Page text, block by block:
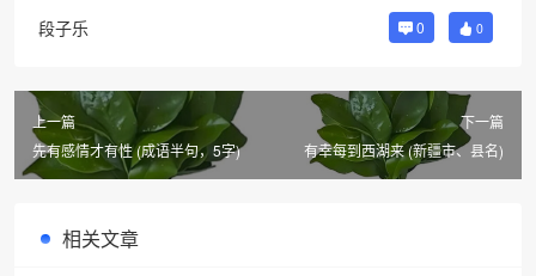
段子乐 0 0
上一篇
先有感情才有性 (成语半句，5字)
下一篇
有幸每到西湖来 (新疆市、县名)
相关文章